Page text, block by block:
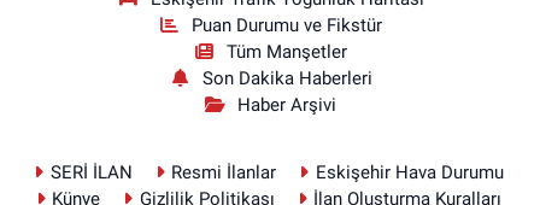
Puan Durumu ve Fikstür
Tüm Manşetler
Son Dakika Haberleri
Haber Arşivi
SERİ İLAN Resmi İlanlar
Eskişehir Hava Durumu
Künye
Gizlilik Politikası
İlan Oluşturma Kuralları